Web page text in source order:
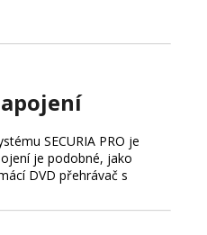
SECURIA PRO je
je podobné, jako
DVD přehrávač s